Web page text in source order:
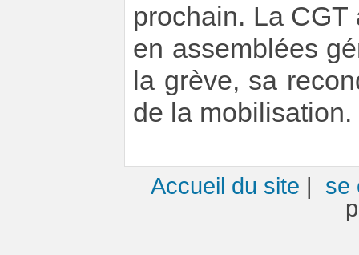
prochain. La CGT
en assemblées
la grève, sa
de la mobilisation.
Accueil du site | se